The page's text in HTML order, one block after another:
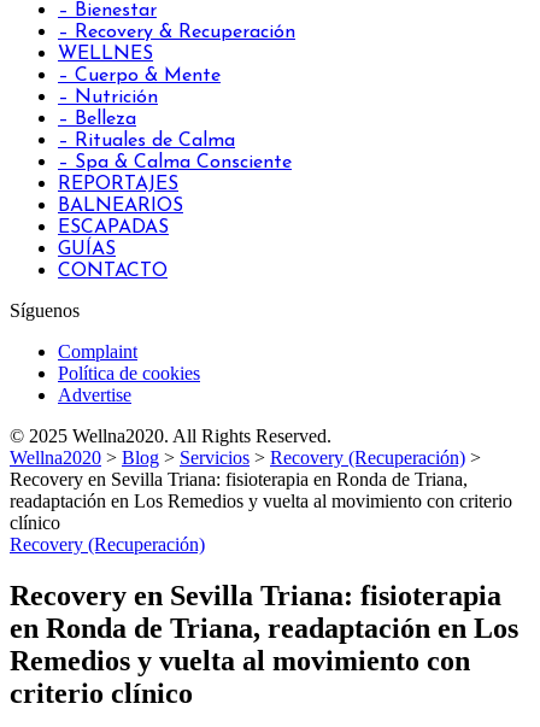
– Bienestar
– Recovery & Recuperación
WELLNES
– Cuerpo & Mente
– Nutrición
– Belleza
– Rituales de Calma
– Spa & Calma Consciente
REPORTAJES
BALNEARIOS
ESCAPADAS
GUÍAS
CONTACTO
Síguenos
Complaint
Política de cookies
Advertise
© 2025 Wellna2020. All Rights Reserved.
Wellna2020 > Blog > Servicios > Recovery (Recuperación) >
Recovery en Sevilla Triana: fisioterapia en Ronda de Triana,
readaptación en Los Remedios y vuelta al movimiento con criterio
clínico
Recovery (Recuperación)
Recovery en Sevilla Triana: fisioterapia
en Ronda de Triana, readaptación en Los
Remedios y vuelta al movimiento con
criterio clínico